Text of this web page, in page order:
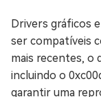
Drivers gráficos
ser compatíveis
mais recentes, o
incluindo o
garantir uma